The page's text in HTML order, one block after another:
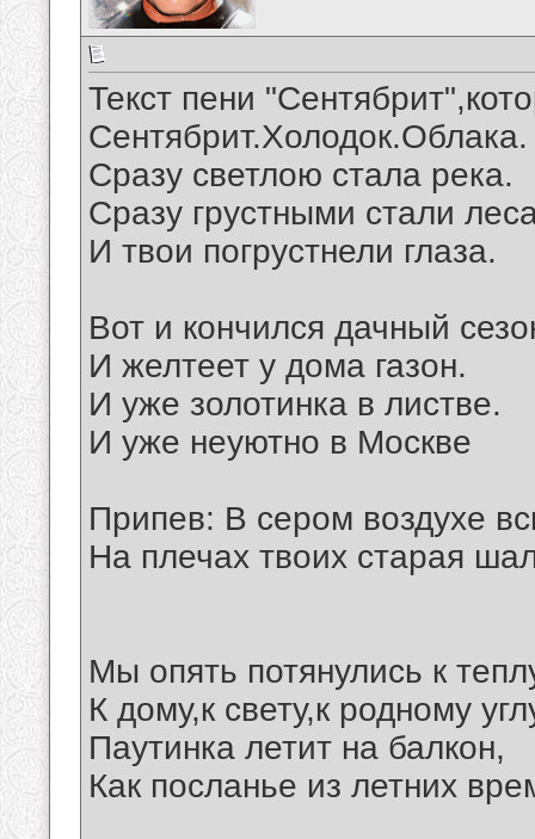
Текст пени
Сентябрит.Холодок.Облака.
Сразу светлою стала река.
Сразу грустными стали
И твои погрустнели глаза.
Вот и кончился дачный
И желтеет у дома газон.
И уже золотинка в листве.
И уже неуютно в Москве
Припев: В сером воздухе
На плечах твоих старая
Мы опять потянулись к
К дому,к свету,к родному
Паутинка летит на балкон,
Как посланье из летних